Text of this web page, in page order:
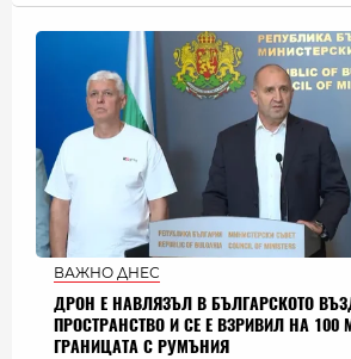
ВАЖНО ДНЕС
ДРОН Е НАВЛЯЗЪЛ В БЪЛГАРСКОТО
ПРОСТРАНСТВО И СЕ Е ВЗРИВИЛ НА 100
ГРАНИЦАТА С РУМЪНИЯ